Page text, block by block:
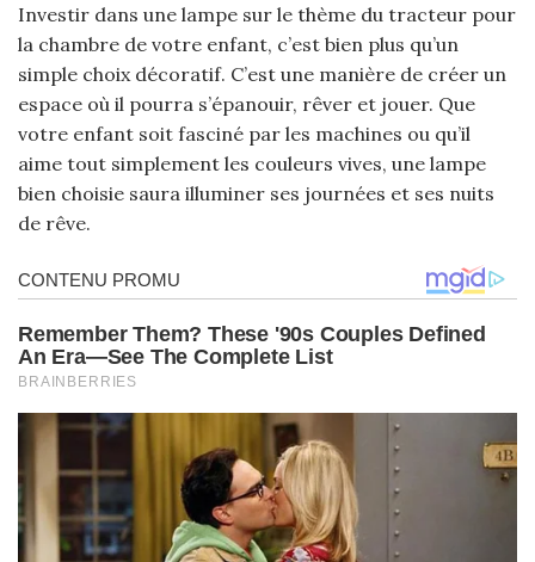
Investir dans une lampe sur le thème du tracteur pour
la chambre de votre enfant, c’est bien plus qu’un
simple choix décoratif. C’est une manière de créer un
espace où il pourra s’épanouir, rêver et jouer. Que
votre enfant soit fasciné par les machines ou qu’il
aime tout simplement les couleurs vives, une lampe
bien choisie saura illuminer ses journées et ses nuits
de rêve.